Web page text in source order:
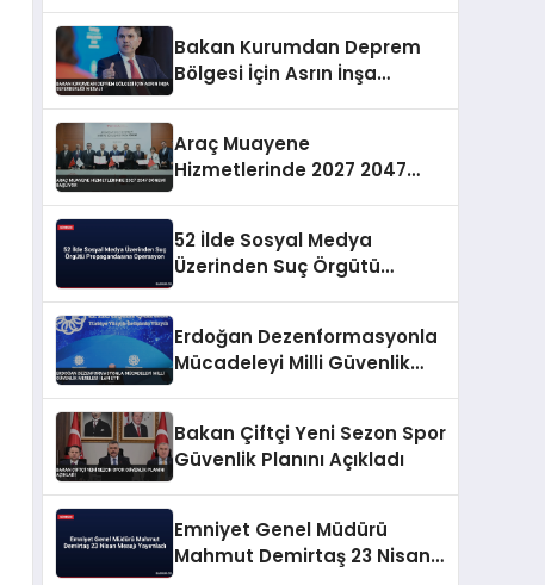
Bakan Kurumdan Deprem
Bölgesi İçin Asrın İnşa
Araç Muayene
Hizmetlerinde 2027 2047
52 İlde Sosyal Medya
Üzerinden Suç Örgütü
Erdoğan Dezenformasyonla
Mücadeleyi Milli Güvenlik
Bakan Çiftçi Yeni Sezon Spor
Güvenlik Planını Açıkladı
Emniyet Genel Müdürü
Mahmut Demirtaş 23 Nisan